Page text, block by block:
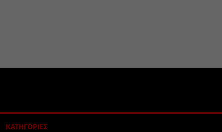
ΚΑΤΗΓΟΡΙΕΣ